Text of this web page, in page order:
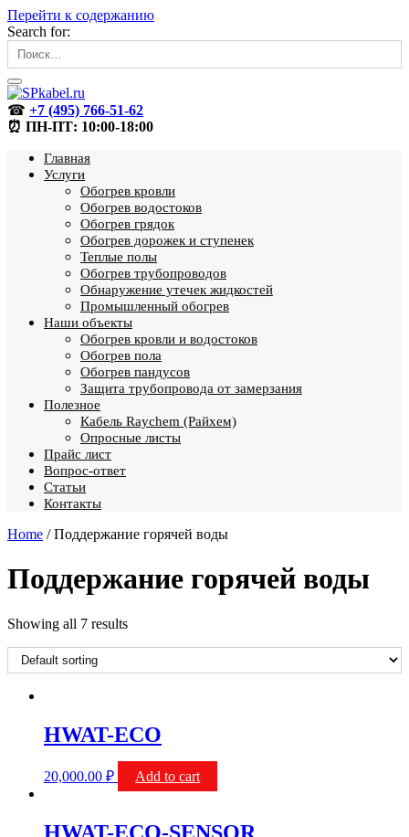
Перейти к содержанию
Search for:
☎ +7 (495) 766-51-62
⏰ ПН-ПТ: 10:00-18:00
Главная
Услуги
Обогрев кровли
Обогрев водостоков
Обогрев грядок
Обогрев дорожек и ступенек
Теплые полы
Обогрев трубопроводов
Обнаружение утечек жидкостей
Промышленный обогрев
Наши объекты
Обогрев кровли и водостоков
Обогрев пола
Обогрев пандусов
Защита трубопровода от замерзания
Полезное
Кабель Raychem (Райхем)
Опросные листы
Прайс лист
Вопрос-ответ
Статьи
Контакты
Home / Поддержание горячей воды
Поддержание горячей воды
Showing all 7 results
HWAT-ECO
20,000.00 ₽ Add to cart
HWAT-ECO-SENSOR